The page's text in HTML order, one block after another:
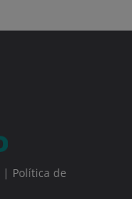
| Política de